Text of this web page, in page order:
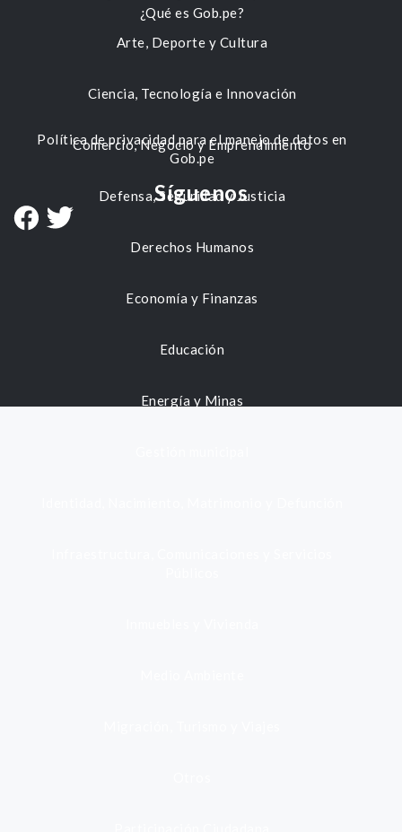
Arte, Deporte y Cultura
Ciencia, Tecnología e Innovación
Comercio, Negocio y Emprendimiento
Defensa, Seguridad y Justicia
Derechos Humanos
Economía y Finanzas
Educación
Energía y Minas
¿Qué es Gob.pe?
Política de privacidad para el manejo de datos en
Gob.pe
Síguenos